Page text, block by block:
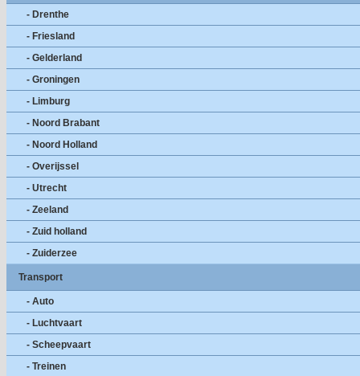
- Drenthe
- Friesland
- Gelderland
- Groningen
- Limburg
- Noord Brabant
- Noord Holland
- Overijssel
- Utrecht
- Zeeland
- Zuid holland
- Zuiderzee
Transport
- Auto
- Luchtvaart
- Scheepvaart
- Treinen